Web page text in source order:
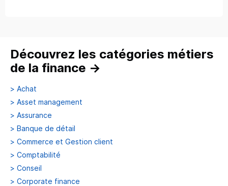
Découvrez les catégories métiers
de la finance →
> Achat
> Asset management
> Assurance
> Banque de détail
> Commerce et Gestion client
> Comptabilité
> Conseil
> Corporate finance